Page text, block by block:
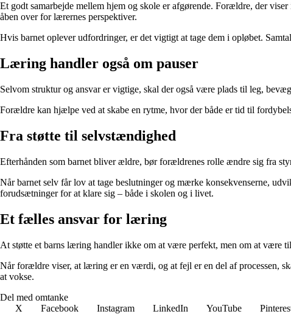
Et godt samarbejde mellem hjem og skole er afgørende. Forældre, der
åben over for lærernes perspektiver.
Hvis barnet oplever udfordringer, er det vigtigt at tage dem i opløbet.
Læring handler også om pauser
Selvom struktur og ansvar er vigtige, skal der også være plads til leg,
Forældre kan hjælpe ved at skabe en rytme, hvor der både er tid til
Fra støtte til selvstændighed
Efterhånden som barnet bliver ældre, bør forældrenes rolle ændre sig fra
Når barnet selv får lov at tage beslutninger og mærke konsekvenserne,
forudsætninger for at klare sig – både i skolen og i livet.
Et fælles ansvar for læring
At støtte et barns læring handler ikke om at være perfekt, men om at være
Når forældre viser, at læring er en værdi, og at fejl er en del af processen,
at vokse.
Del med omtanke
X
Facebook Instagram LinkedIn YouTube